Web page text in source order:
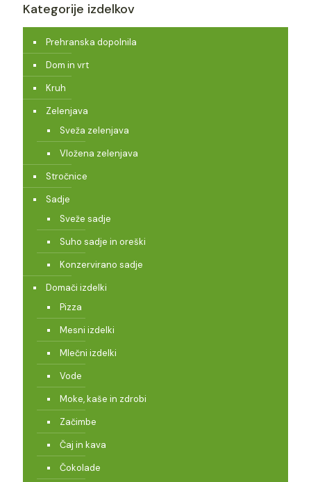
Kategorije izdelkov
Prehranska dopolnila
Dom in vrt
Kruh
Zelenjava
Sveža zelenjava
Vložena zelenjava
Stročnice
Sadje
Sveže sadje
Suho sadje in oreški
Konzervirano sadje
Domači izdelki
Pizza
Mesni izdelki
Mlečni izdelki
Vode
Moke, kaše in zdrobi
Začimbe
Čaj in kava
Čokolade